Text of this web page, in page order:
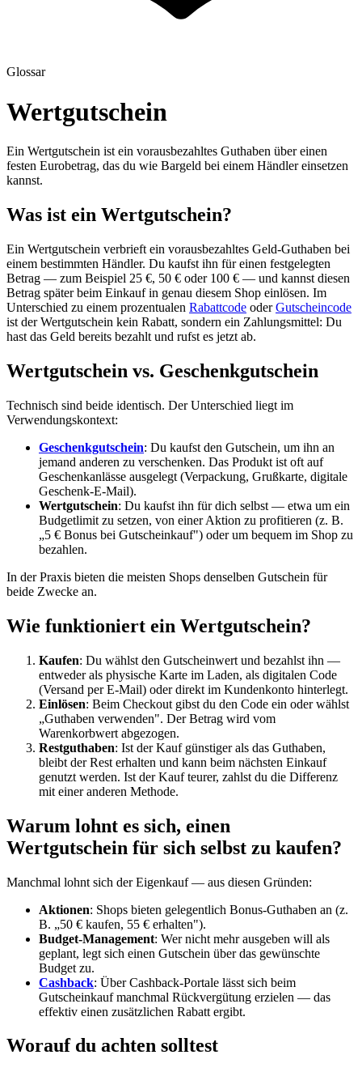
Glossar
Wertgutschein
Ein Wertgutschein ist ein vorausbezahltes Guthaben über einen
festen Eurobetrag, das du wie Bargeld bei einem Händler einsetzen
kannst.
Was ist ein Wertgutschein?
Ein Wertgutschein verbrieft ein vorausbezahltes Geld-Guthaben bei
einem bestimmten Händler. Du kaufst ihn für einen festgelegten
Betrag — zum Beispiel 25 €, 50 € oder 100 € — und kannst diesen
Betrag später beim Einkauf in genau diesem Shop einlösen. Im
Unterschied zu einem prozentualen Rabattcode oderGutscheincode
ist der Wertgutschein kein Rabatt, sondern ein Zahlungsmittel: Du
hast das Geld bereits bezahlt und rufst es jetzt ab.
Wertgutschein vs. Geschenkgutschein
Technisch sind beide identisch. Der Unterschied liegt im
Verwendungskontext:
Geschenkgutschein: Du kaufst den Gutschein, um ihn an
jemand anderen zu verschenken. Das Produkt ist oft auf
Geschenkanlässe ausgelegt (Verpackung, Grußkarte, digitale
Geschenk-E-Mail).
Wertgutschein: Du kaufst ihn für dich selbst — etwa um ein
Budgetlimit zu setzen, von einer Aktion zu profitieren (z. B.
„5 € Bonus bei Gutscheinkauf") oder um bequem im Shop zu
bezahlen.
In der Praxis bieten die meisten Shops denselben Gutschein für
beide Zwecke an.
Wie funktioniert ein Wertgutschein?
Kaufen: Du wählst den Gutscheinwert und bezahlst ihn —
entweder als physische Karte im Laden, als digitalen Code
(Versand per E-Mail) oder direkt im Kundenkonto hinterlegt.
Einlösen: Beim Checkout gibst du den Code ein oder wählst
„Guthaben verwenden". Der Betrag wird vom
Warenkorbwert abgezogen.
Restguthaben: Ist der Kauf günstiger als das Guthaben,
bleibt der Rest erhalten und kann beim nächsten Einkauf
genutzt werden. Ist der Kauf teurer, zahlst du die Differenz
mit einer anderen Methode.
Warum lohnt es sich, einen
Wertgutschein für sich selbst zu kaufen?
Manchmal lohnt sich der Eigenkauf — aus diesen Gründen:
Aktionen: Shops bieten gelegentlich Bonus-Guthaben an (z.
B. „50 € kaufen, 55 € erhalten").
Budget-Management: Wer nicht mehr ausgeben will als
geplant, legt sich einen Gutschein über das gewünschte
Budget zu.
Cashback: Über Cashback-Portale lässt sich beim
Gutscheinkauf manchmal Rückvergütung erzielen — das
effektiv einen zusätzlichen Rabatt ergibt.
Worauf du achten solltest